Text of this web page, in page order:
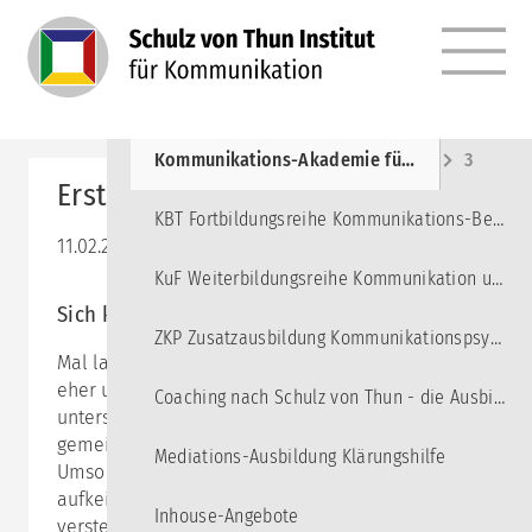
Erste Hilfe in Konflikten
11.02.2023 10:00–13:15
Sich konstruktiv auseinandersetzen
Mal laut, mal leise, mal ganz offensichtlich und mal
eher unterschwellig - Konflikte können ganz
unterschiedlich aussehen, doch eines haben sie alle
gemeinsam: sie passieren, ob wir wollen oder nicht.
Umso besser, wenn wir in der Lage sind,
aufkeimende Konflikte frühzeitig zu erkennen und zu
verstehen, was sie antreibt. Und wenn es uns dann
MENÜ
Kommunikations-Akademie für junge Erwachsene 3
KBT Fortbildungsreihe Kommunikations-Beratung und Training
KuF Weiterbildungsreihe Kommunikation und Führung
ZKP Zusatzausbildung Kommunikationspsychologie
Coaching nach Schulz von Thun - die Ausbildung
Mediations-Ausbildung Klärungshilfe
Inhouse-Angebote